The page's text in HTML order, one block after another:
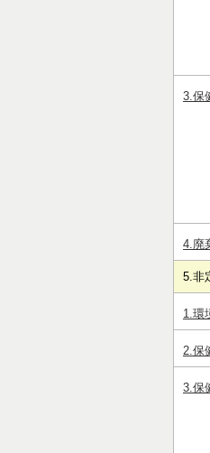
3.保
4.廃
5.非
1.環
2.保
3.保